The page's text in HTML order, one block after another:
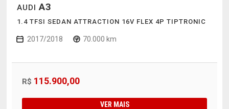
AUDIA3
1.4 TFSI SEDAN ATTRACTION 16V FLEX 4P TIPTRONIC
2017/2018 70.000 km
R$ 115.900,00
VER MAIS